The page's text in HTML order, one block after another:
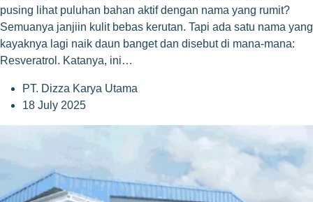
pusing lihat puluhan bahan aktif dengan nama yang rumit?
Semuanya janjiin kulit bebas kerutan. Tapi ada satu nama yang
kayaknya lagi naik daun banget dan disebut di mana-mana:
Resveratrol. Katanya, ini…
PT. Dizza Karya Utama
18 July 2025